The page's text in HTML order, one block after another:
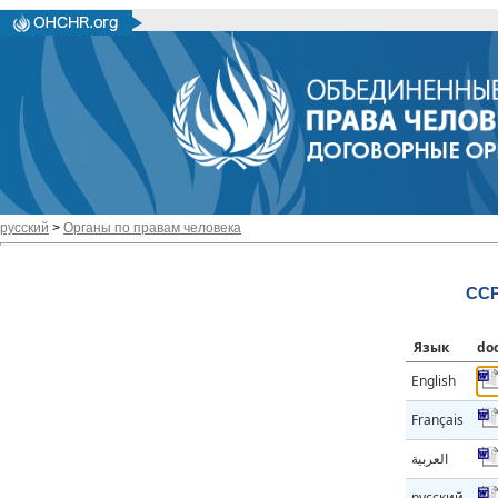
русский > Органы по правам человека
Язык
English
Français
العربية